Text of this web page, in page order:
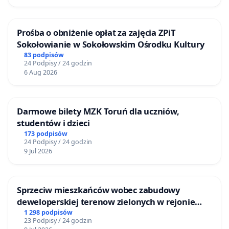
Uważamy, że państwo polskie ma zobowiązania wobec
tych, którzy mu wiernie służyli chroniąc ustanowiony
Konstytucją Rzeczypospolitej Polskiej porządek prawny,
narażeniem życia. Środowisko emerytów
mundurowych jest rozgoryczone faktem, iż za
długoletnią służbę zostało skrzywdzone poprzez
odebranie mu prawa do waloryzacji uposażenia, w
momencie, gdy jeszcze jako czynni żołnierze i
W przypadku nieuwzględnienia petycji, jako emeryci
mundurowi będziemy zmuszeni stosować inne środki
prawne mające na celu doprowadzenia do
legislacyjnego porządku prawnego.
Prośba o obniżenie opłat za zajęcia ZPiT
Sokołowianie w Sokołowskim Ośrodku Kultury
83 podpisów
24 Podpisy / 24 godzin
6 Aug 2026
Darmowe bilety MZK Toruń dla uczniów,
studentów i dzieci
173 podpisów
24 Podpisy / 24 godzin
9 Jul 2026
Sprzeciw mieszkańców wobec zabudowy
deweloperskiej terenow zielonych w rejonie
Bulwarów Straceńskich w Bielsku-Białej
1 298 podpisów
23 Podpisy / 24 godzin